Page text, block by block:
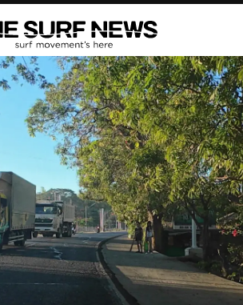
崎市が包括連携協定を締結 自治体との
、サーフィンを軸に地域活性化へ
ア独占インタビュー】旧友レオ、ジャ
プライベートセッション
ート＆ロング開幕戦・現地リポート（高
ュース